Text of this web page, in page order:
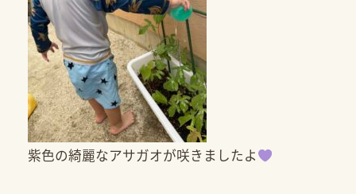
紫色の綺麗なアサガオが咲きましたよ